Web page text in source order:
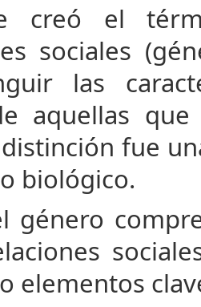
creó el
sociales
las
aquellas
fue
biológico.
género
elementos